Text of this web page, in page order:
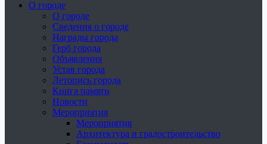
О городе
О городе
Сведения о городе
Награды города
Герб города
Объявления
Устав города
Летопись города
Книга памяти
Новости
Мероприятия
Мероприятия
Архитектура и градостроительство